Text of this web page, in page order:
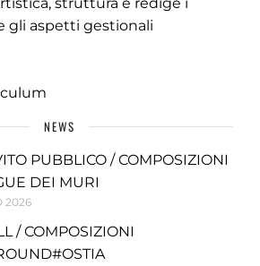
gli aspetti gestionali
NEWS
PUBBLICO / COMPOSIZIONI
DEI MURI
2026
/ COMPOSIZIONI